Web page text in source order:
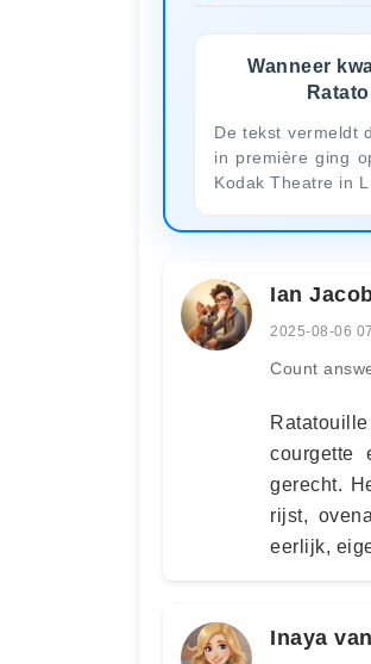
Wanneer
De tekst vermeldt
in première ging
Kodak Theatre in L
Ian
2025-08-06
Count
courgette
gerecht.
rijst,
eerlijk,
Inaya